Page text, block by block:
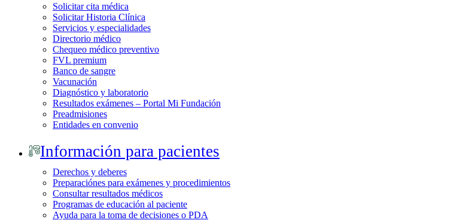
Solicitar cita médica
Solicitar Historia Clínica
Servicios y especialidades
Directorio médico
Chequeo médico preventivo
FVL premium
Banco de sangre
Vacunación
Diagnóstico y laboratorio
Resultados exámenes – Portal Mi Fundación
Preadmisiones
Entidades en convenio
Información para pacientes
Derechos y deberes
Preparaciónes para exámenes y procedimientos
Consultar resultados médicos
Programas de educación al paciente
Ayuda para la toma de decisiones o PDA